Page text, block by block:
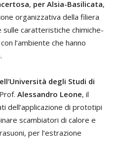
, per Alsia-Basilicata,
organizzativa della filiera
sulle caratteristiche chimiche-
l’ambiente che hanno
degli Studi di
Alessandro Leone, il
dell’applicazione di prototipi
scambiatori di calore e
per l’estrazione